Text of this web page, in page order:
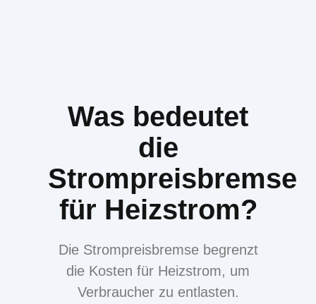
Was bedeutet
die
Strompreisbremse
für Heizstrom?
Die Strompreisbremse begrenzt
die Kosten für Heizstrom, um
Verbraucher zu entlasten.